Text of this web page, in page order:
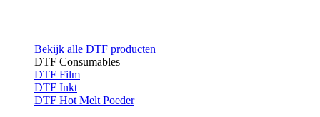
Bekijk alle DTF producten
DTF Consumables
DTF Film
DTF Inkt
DTF Hot Melt Poeder